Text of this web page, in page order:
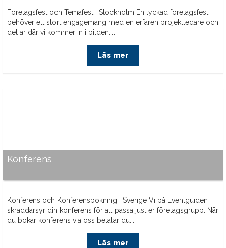
Företagsfest och Temafest i Stockholm En lyckad företagsfest
behöver ett stort engagemang med en erfaren projektledare och
det är där vi kommer in i bilden....
Läs mer
Konferens
Konferens och Konferensbokning i Sverige Vi på Eventguiden
skräddarsyr din konferens för att passa just er företagsgrupp. När
du bokar konferens via oss betalar du...
Läs mer